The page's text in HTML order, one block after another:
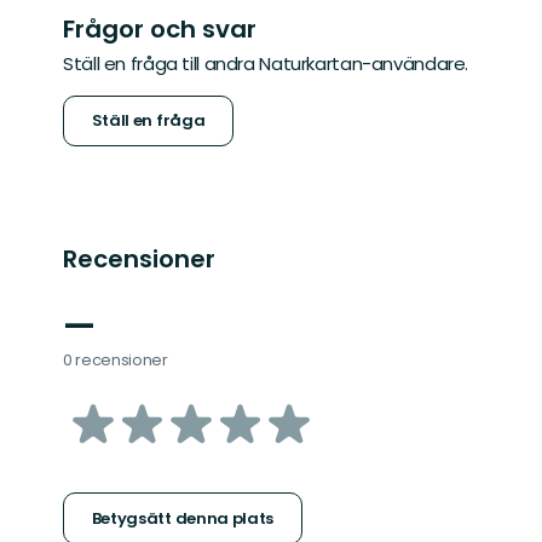
Frågor och svar
Ställ en fråga till andra Naturkartan-användare.
Ställ en fråga
Recensioner
—
0 recensioner
av
stjärnor
Betygsätt denna plats